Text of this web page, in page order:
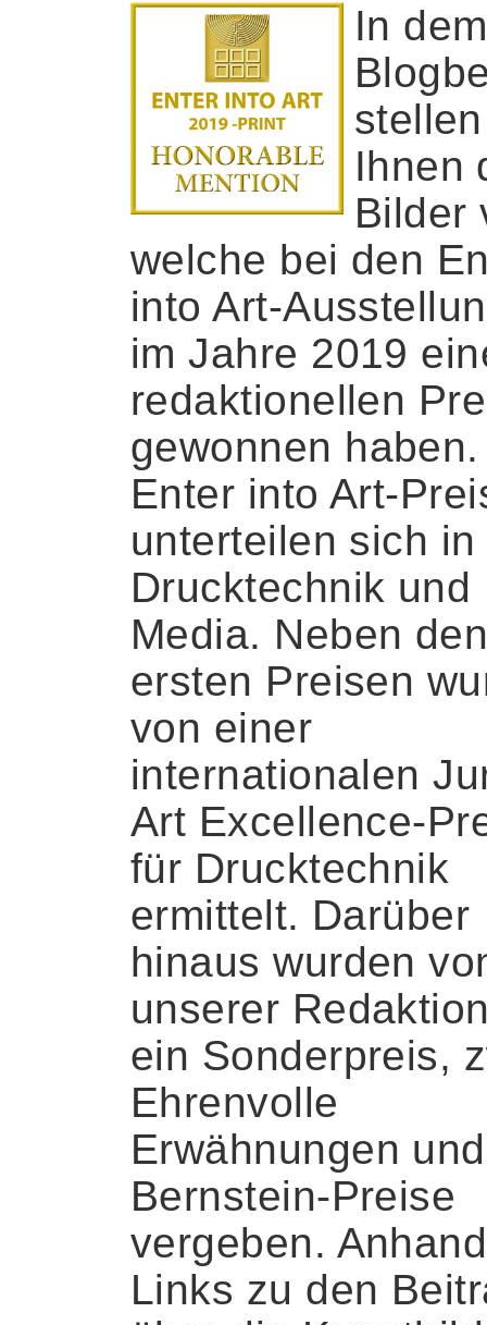
In dem
Ihnen
Bilder
welche bei den
into Art-
im Jahre 2019
redaktionellen
gewonnen
Enter into Art-
unterteilen sich in
Drucktechnik und
Media. Neben
ersten Preisen
von einer
internationalen
Art Excellence-
für Drucktechnik
ermittelt. Darüber
hinaus wurden
unserer
ein Sonderpreis,
Ehrenvolle
Erwähnungen
Bernstein-Preise
vergeben.
Links zu den